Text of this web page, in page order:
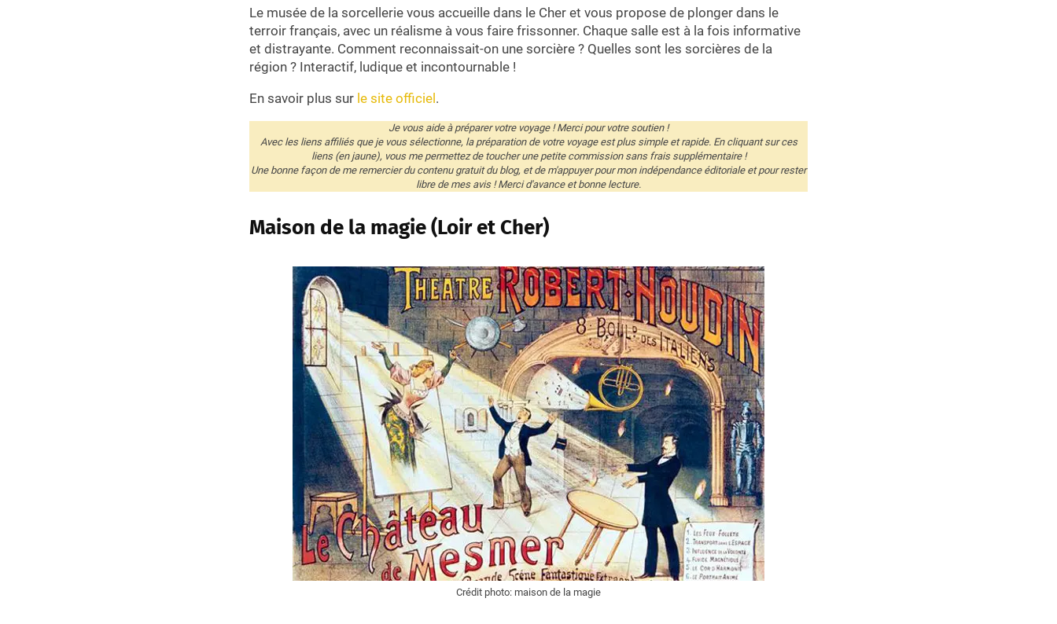
Le musée de la sorcellerie vous accueille dans le Cher et vous propose de plonger dans le
terroir français, avec un réalisme à vous faire frissonner. Chaque salle est à la fois informative
et distrayante. Comment reconnaissait-on une sorcière ? Quelles sont les sorcières de la
région ? Interactif, ludique et incontournable !
En savoir plus sur le site officiel.
Je vous aide à préparer votre voyage ! Merci pour votre soutien !
Avec les liens affiliés que je vous sélectionne, la préparation de votre voyage est plus simple et rapide. En cliquant sur ces
liens (en jaune), vous me permettez de toucher une petite commission sans frais supplémentaire !
Une bonne façon de me remercier du contenu gratuit du blog, et de m'appuyer pour mon indépendance éditoriale et pour rester
libre de mes avis ! Merci d'avance et bonne lecture.
Maison de la magie (Loir et Cher)
Crédit photo: maison de la magie